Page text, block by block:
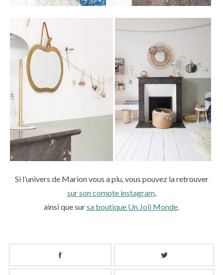
Si l’univers de Marion vous a plu, vous pouvez la retrouver
sur son compte instagram,
ainsi que sursa boutique Un Joli Monde.